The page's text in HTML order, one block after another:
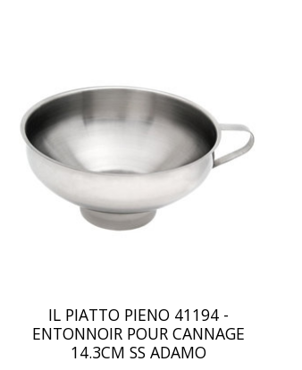
IL PIATTO PIENO 41194 -
ENTONNOIR POUR CANNAGE
14.3CM SS ADAMO